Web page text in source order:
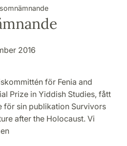
Institutionen
2016
för Fenia and
Prize in Yiddish Studies, fått
för sin publikation Survivors
after the Holocaust. Vi